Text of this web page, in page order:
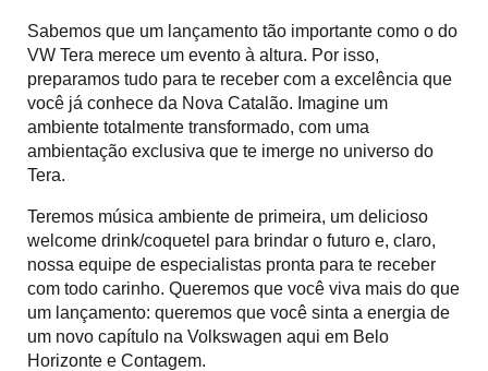
Sabemos que um lançamento tão importante como o do
VW Tera merece um evento à altura. Por isso,
preparamos tudo para te receber com a excelência que
você já conhece da Nova Catalão. Imagine um
ambiente totalmente transformado, com uma
ambientação exclusiva que te imerge no universo do
Tera.
Teremos música ambiente de primeira, um delicioso
welcome drink/coquetel para brindar o futuro e, claro,
nossa equipe de especialistas pronta para te receber
com todo carinho. Queremos que você viva mais do que
um lançamento: queremos que você sinta a energia de
um novo capítulo na Volkswagen aqui em Belo
Horizonte e Contagem.